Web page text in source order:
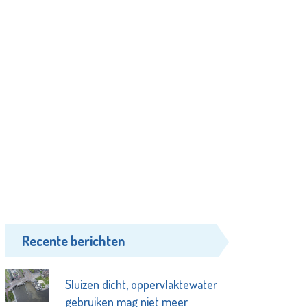
Recente berichten
Sluizen dicht, oppervlaktewater
gebruiken mag niet meer